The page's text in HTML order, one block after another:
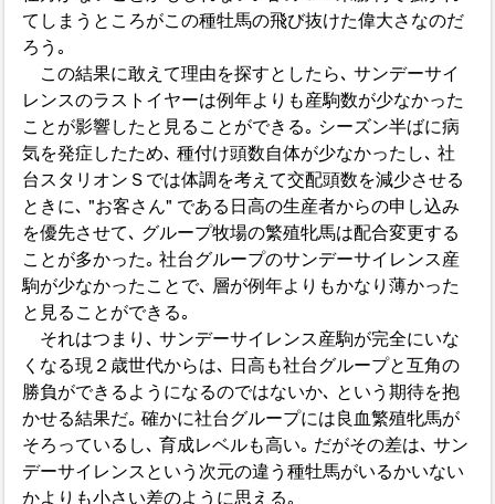
てしまうところがこの種牡馬の飛び抜けた偉大さなのだ
ろう｡
この結果に敢えて理由を探すとしたら､ サンデーサイ
レンスのラストイヤーは例年よりも産駒数が少なかった
ことが影響したと見ることができる｡ シーズン半ばに病
気を発症したため､ 種付け頭数自体が少なかったし､ 社
台スタリオンＳでは体調を考えて交配頭数を減少させる
ときに､ "お客さん" である日高の生産者からの申し込み
を優先させて､ グループ牧場の繁殖牝馬は配合変更する
ことが多かった｡ 社台グループのサンデーサイレンス産
駒が少なかったことで､ 層が例年よりもかなり薄かった
と見ることができる｡
それはつまり､ サンデーサイレンス産駒が完全にいな
くなる現２歳世代からは､ 日高も社台グループと互角の
勝負ができるようになるのではないか､ という期待を抱
かせる結果だ｡ 確かに社台グループには良血繁殖牝馬が
そろっているし､ 育成レベルも高い｡ だがその差は､ サン
デーサイレンスという次元の違う種牡馬がいるかいない
かよりも小さい差のように思える｡